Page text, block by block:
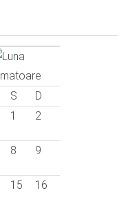
S
D
1
2
8 9
15 16